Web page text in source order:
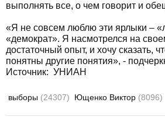
выполнять все, о чем говорит и
«Я не совсем люблю эти ярлыки –
«демократ». Я насмотрелся на
достаточный опыт, и хочу сказать,
понятны другие понятия», -
Источник: УНИАН
выборы (24307) Ющенко Виктор (8096)